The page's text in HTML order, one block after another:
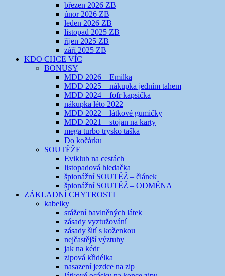
březen 2026 ZB
únor 2026 ZB
leden 2026 ZB
listopad 2025 ZB
říjen 2025 ZB
září 2025 ZB
KDO CHCE VÍC
BONUSY
MDD 2026 – Emilka
MDD 2025 – nákupka jedním tahem
MDD 2024 – fofr kapsička
nákupka léto 2022
MDD 2022 – látkové gumičky
MDD 2021 – stojan na karty
mega turbo trysko taška
Do kočárku
SOUTĚŽE
Eviklub na cestách
listopadová hledačka
špionážní SOUTĚŽ – článek
špionážní SOUTĚŽ – ODMĚNA
ZÁKLADNÍ CHYTROSTI
kabelky
srážení bavlněných látek
zásady vyztužování
zásady šití s koženkou
nejčastější výztuhy
jak na kédr
zipová křidélka
nasazení jezdce na zip